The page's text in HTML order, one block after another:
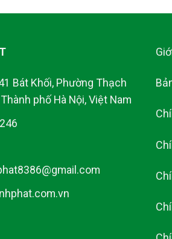
Bát Khối, Phường Thạch
phố Hà Nội, Việt Nam